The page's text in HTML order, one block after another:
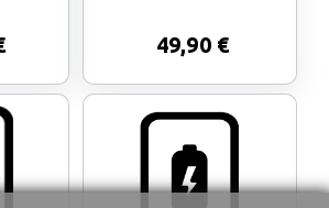
49,90 €